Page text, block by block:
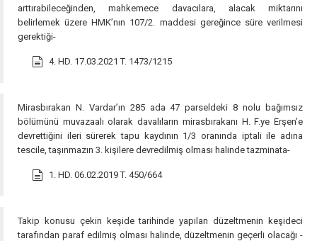
arttırabileceğinden, mahkemece davacılara, alacak miktarını
belirlemek üzere HMK’nın 107/2. maddesi gereğince süre verilmesi
gerektiği-
4. HD. 17.03.2021 T. 1473/1215
Mirasbırakan N. Vardar’ın 285 ada 47 parseldeki 8 nolu bağımsız
bölümünü muvazaalı olarak davalıların mirasbırakanı H. F.ye Erşen’e
devrettiğini ileri sürerek tapu kaydının 1/3 oranında iptali ile adına
tescile, taşınmazın 3. kişilere devredilmiş olması halinde tazminata-
1. HD. 06.02.2019 T. 450/664
Takip konusu çekin keşide tarihinde yapılan düzeltmenin keşideci
tarafından paraf edilmiş olması halinde, düzeltmenin geçerli olacağı -